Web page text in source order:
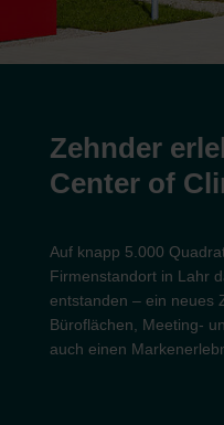
Zehnder
Center of
Auf knapp 5.000
Firmenstandort in Lahr
entstanden – ein neues
Büroflächen, Meeting-
auch einen